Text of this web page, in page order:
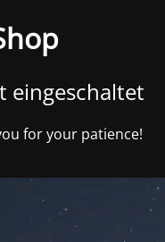
eingeschaltet
for your patience!